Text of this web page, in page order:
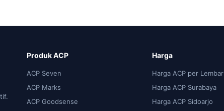
Produk ACP
ACP Seven
ACP Marks
ACP Goodsense
Harga
Harga ACP per Lembar
Harga ACP Surabaya
Harga ACP Sidoarjo